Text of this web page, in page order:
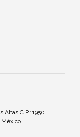
Altas C.P.11950